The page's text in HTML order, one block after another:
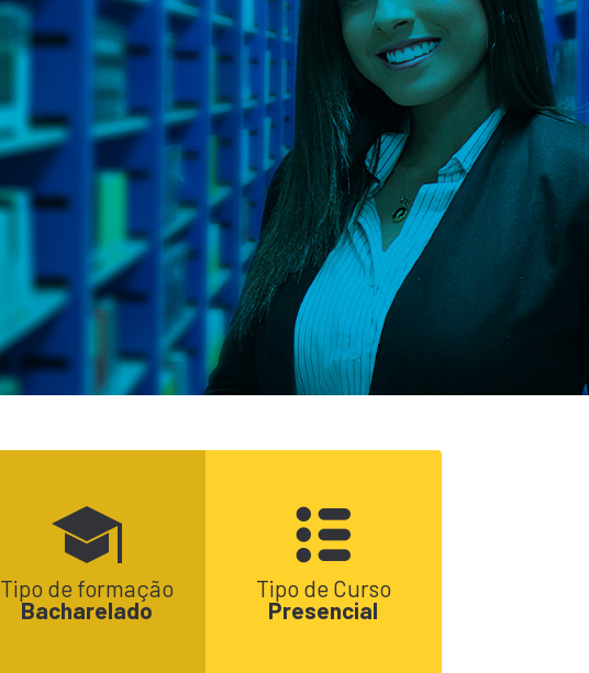
Tipo de formação
Bacharelado
Tipo de Curso
Presencial